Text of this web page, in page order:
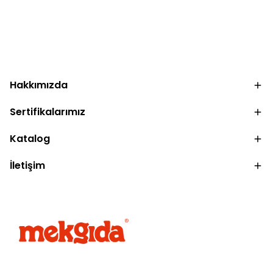
Hakkımızda
Sertifikalarımız
Katalog
İletişim